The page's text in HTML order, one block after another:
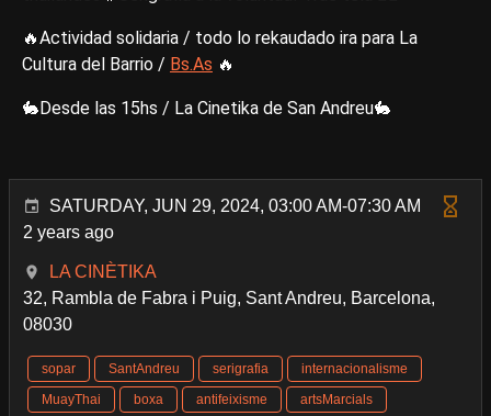
🔥Actividad solidaria / todo lo rekaudado ira para La
Cultura del Barrio / Bs.As 🔥
🐇Desde las 15hs / La Cinetika de San Andreu🐇
SATURDAY, JUN 29, 2024, 03:00 AM-07:30 AM
2 years ago
LA CINÈTIKA
32, Rambla de Fabra i Puig, Sant Andreu, Barcelona,
08030
sopar SantAndreu serigrafia
internacionalisme
MuayThai
boxa antifeixisme
artsMarcials